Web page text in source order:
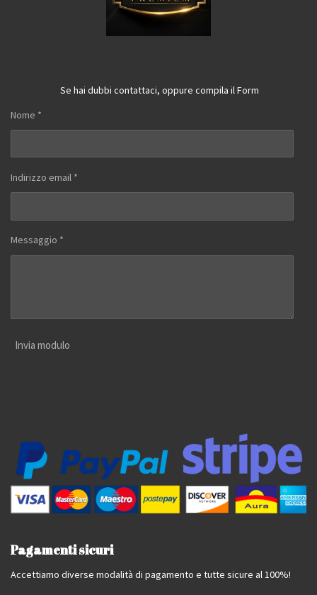
Se hai dubbi contattaci, oppure compila il Form
Nome *
Indirizzo email *
Messaggio *
Invia modulo
Pagamenti sicuri
Accettiamo diverse modalità di pagamento e tutte sicure al 100%!